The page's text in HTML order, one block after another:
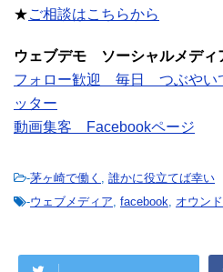
★ご相談はこちらから
ウェブデモ ソーシャルメディ
フォロー歓迎 毎日 つぶやい
ッター
動画集客 Facebookページ
-茅ヶ崎で働く
誰かに役立てば幸い
-ウェブメディア facebook オウン